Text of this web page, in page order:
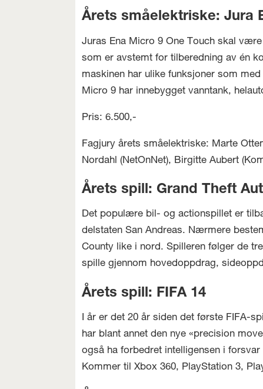
Årets småelektriske: Jura
Juras Ena Micro 9 One Touch skal
som er avstemt for tilberedning av én
maskinen har ulike funksjoner som
Micro 9 har innebygget vanntank,
Pris: 6.500,-
Fagjury årets småelektriske: Marte
Nordahl (NetOnNet), Birgitte Aubert
Årets spill: Grand Theft
Det populære bil- og actionspillet er
delstaten San Andreas. Nærmere
County like i nord. Spilleren følger de
spille gjennom hovedoppdrag,
Årets spill: FIFA 14
I år er det 20 år siden det første FIFA-
har blant annet den nye «precision
også ha forbedret intelligensen i
Kommer til Xbox 360, PlayStation 3,